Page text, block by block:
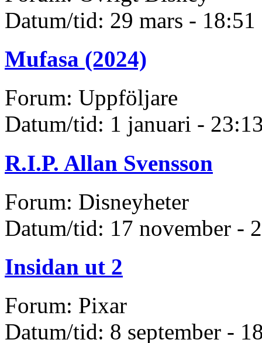
Datum/tid: 29 mars - 18:51
Mufasa (2024)
Forum: Uppföljare
Datum/tid: 1 januari -
R.I.P. Allan Svensson
Forum: Disneyheter
Datum/tid: 17 november -
Insidan ut 2
Forum: Pixar
Datum/tid: 8 september -